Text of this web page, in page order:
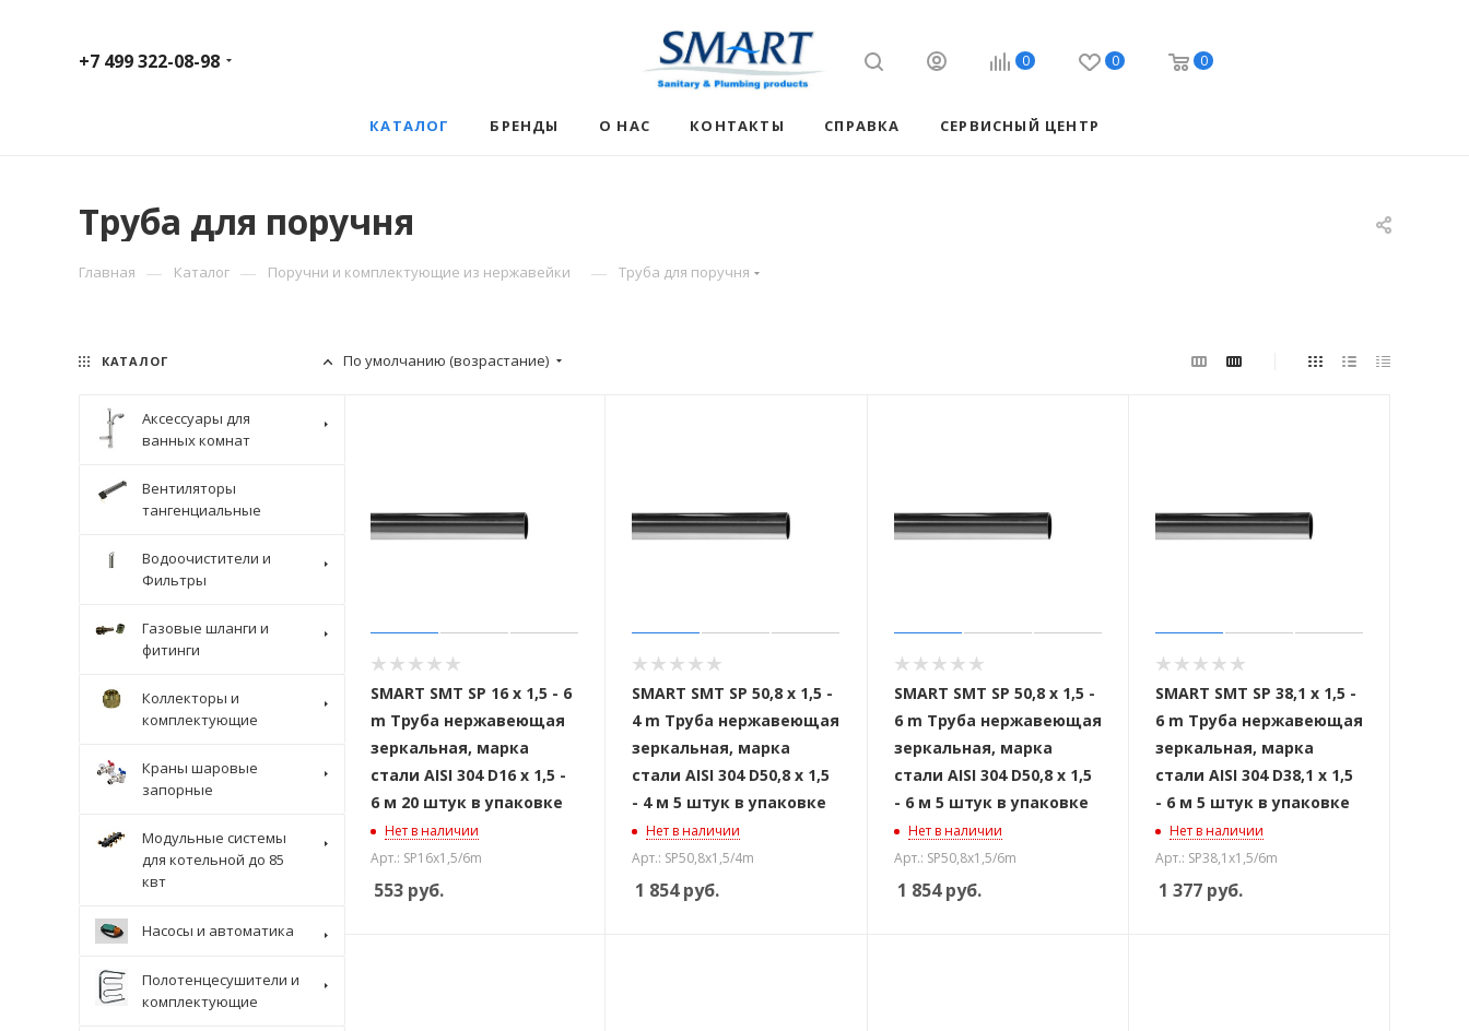
+7 499 322-08-98 0 0 0
КАТАЛОГ БРЕНДЫ О НАС КОНТАКТЫ СПРАВКА СЕРВИСНЫЙ ЦЕНТР
Труба для поручня
Главная — Каталог — Поручни и комплектующие из нержавейки — Труба для поручня
По умолчанию (возрастание)
SMART SMT SP 16 x 1,5 - 6
m Труба нержавеющая
зеркальная, марка
стали AISI 304 D16 x 1,5 -
6 м 20 штук в упаковке
Нет в наличии
Арт.: SP16x1,5/6m
553 руб.
SMART SMT SP 50,8 x 1,5 -
4 m Труба нержавеющая
зеркальная, марка
стали AISI 304 D50,8 x 1,5
- 4 м 5 штук в упаковке
Нет в наличии
Арт.: SP50,8x1,5/4m
1 854руб.
SMART SMT SP 50,8 x 1,5 -
6 m Труба нержавеющая
зеркальная, марка
стали AISI 304 D50,8 x 1,5
- 6 м 5 штук в упаковке
Нет в наличии
Арт.: SP50,8x1,5/6m
1 854руб.
SMART SMT SP 38,1 x 1,5 -
6 m Труба нержавеющая
зеркальная, марка
стали AISI 304 D38,1 x 1,5
- 6 м 5 штук в упаковке
Нет в наличии
Арт.: SP38,1x1,5/6m
1 377руб.
КАТАЛОГ
Аксессуары для
ванных комнат
Вентиляторы
тангенциальные
Водоочистители и
Фильтры
Газовые шланги и
фитинги
Коллекторы и
комплектующие
Краны шаровые
запорные
Модульные системы
для котельной до 85
квт
Насосы и автоматика
Полотенцесушители и
комплектующие